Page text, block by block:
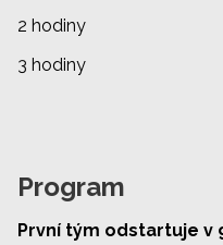
2 hodiny
3 hodiny
Program
První tým odstartuje v